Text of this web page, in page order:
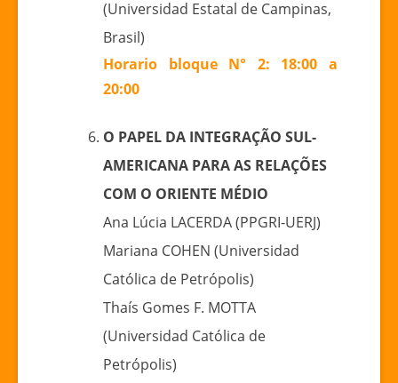
(Universidad Estatal de Campinas,
Brasil)
Horario bloque N° 2: 18:00 a
20:00
O PAPEL DA INTEGRAÇÃO SUL-
AMERICANA PARA AS RELAÇÕES
COM O ORIENTE MÉDIO
Ana Lúcia LACERDA (PPGRI-UERJ)
Mariana COHEN (Universidad
Católica de Petrópolis)
Thaís Gomes F. MOTTA
(Universidad Católica de
Petrópolis)